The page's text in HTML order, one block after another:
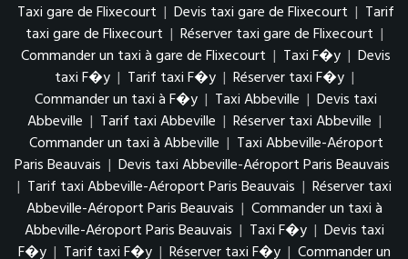
Taxi gare de Flixecourt | Devis taxi gare de Flixecourt | Tarif
taxi gare de Flixecourt | Réserver taxi gare de Flixecourt |
Commander un taxi à gare de Flixecourt | Taxi F�y | Devis
taxi F�y | Tarif taxi F�y | Réserver taxi F�y |
Commander un taxi à F�y | Taxi Abbeville | Devis taxi
Abbeville | Tarif taxi Abbeville | Réserver taxi Abbeville |
Commander un taxi à Abbeville | Taxi Abbeville-Aéroport
Paris Beauvais | Devis taxi Abbeville-Aéroport Paris Beauvais
| Tarif taxi Abbeville-Aéroport Paris Beauvais | Réserver taxi
Abbeville-Aéroport Paris Beauvais | Commander un taxi à
Abbeville-Aéroport Paris Beauvais | Taxi F�y | Devis taxi
F�y | Tarif taxi F�y | Réserver taxi F�y | Commander un